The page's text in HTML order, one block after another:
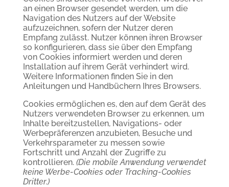
an einen Browser gesendet werden, um die
Navigation des Nutzers auf der Website
aufzuzeichnen, sofern der Nutzer deren
Empfang zulässt. Nutzer können ihren Browser
so konfigurieren, dass sie über den Empfang
von Cookies informiert werden und deren
Installation auf ihrem Gerät verhindert wird.
Weitere Informationen finden Sie in den
Anleitungen und Handbüchern Ihres Browsers.
Cookies ermöglichen es, den auf dem Gerät des
Nutzers verwendeten Browser zu erkennen, um
Inhalte bereitzustellen, Navigations- oder
Werbepräferenzen anzubieten, Besuche und
Verkehrsparameter zu messen sowie
Fortschritt und Anzahl der Zugriffe zu
kontrollieren. (Die mobile Anwendung verwendet
keine Werbe-Cookies oder Tracking-Cookies
Dritter.)